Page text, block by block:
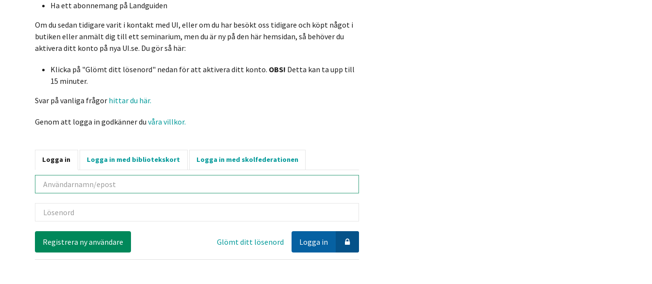
Ha ett abonnemang på Landguiden
Om du sedan tidigare varit i kontakt med UI, eller om du har besökt oss tidigare och köpt något i
butiken eller anmält dig till ett seminarium, men du är ny på den här hemsidan, så behöver du
aktivera ditt konto på nya UI.se. Du gör så här:
Klicka på "Glömt ditt lösenord" nedan för att aktivera ditt konto. OBS! Detta kan ta upp till
15 minuter.
Svar på vanliga frågor hittar du här.
Genom att logga in godkänner du våra villkor.
Logga in Logga in med bibliotekskort Logga in med skolfederationen
Användarnamn
Lösenord
Logga in
Glömt ditt lösenord
Registrera ny användare